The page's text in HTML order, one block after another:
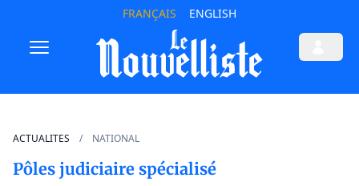
FRANÇAIS ENGLISH
ACTUALITES NATIONAL
Pôles judiciaire spécialisé